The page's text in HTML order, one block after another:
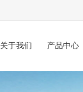
关于我们 产品中心